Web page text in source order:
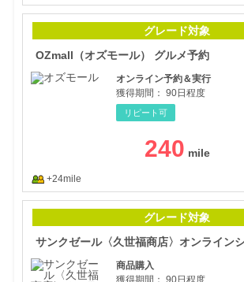
グレード対象
OZmall（オズモール） グルメ予約
オンライン予約＆実行
獲得期間： 90日程度
リピート可
240
+24mile
グレード対象
サンクゼール〈久世福商店〉オンライン
商品購入
獲得期間： 90日程度